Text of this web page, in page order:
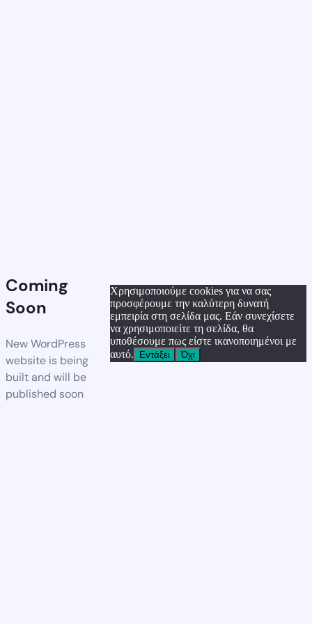
Coming
Soon
New WordPress
website is being
built and will be
published soon
Χρησιμοποιούμε cookies για να σας
προσφέρουμε την καλύτερη δυνατή
εμπειρία στη σελίδα μας. Εάν συνεχίσετε
να χρησιμοποιείτε τη σελίδα, θα
υποθέσουμε πως είστε ικανοποιημένοι με
αυτό.
Εντάξει Όχι